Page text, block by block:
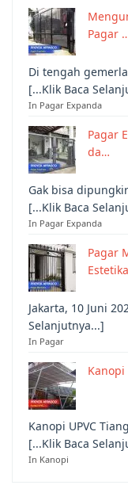
Pagar
Di tengah
[...Klik Baca
In Pagar Expanda
Pagar
da…
Gak bisa
[...Klik Baca
In Pagar Expanda
Pagar
Jakarta, 10 Juni
Selanjutnya...]
In Pagar
Kanopi
Kanopi UPVC
[...Klik Baca
In Kanopi